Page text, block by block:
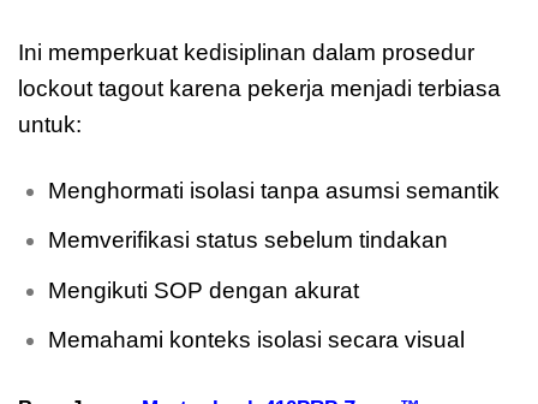
Ini memperkuat kedisiplinan dalam prosedur
lockout tagout karena pekerja menjadi terbiasa
untuk:
Menghormati isolasi tanpa asumsi semantik
Memverifikasi status sebelum tindakan
Mengikuti SOP dengan akurat
Memahami konteks isolasi secara visual